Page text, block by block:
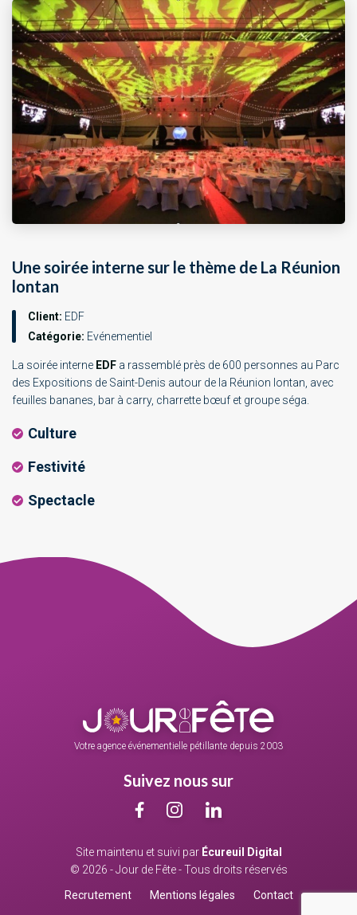
Une soirée interne sur le thème de La Réunion
lontan
Client: EDF
Catégorie: Evénementiel
La soirée interne EDF a rassemblé près de 600 personnes au Parc
des Expositions de Saint-Denis autour de la Réunion lontan, avec
feuilles bananes, bar à carry, charrette bœuf et groupe séga.
Culture
Festivité
Spectacle
Votre agence événementielle pétillante depuis 2003
Suivez nous sur
Site maintenu et suivi par Écureuil Digital
© 2026 - Jour de Fête - Tous droits réservés
Recrutement
Mentions légales Contact